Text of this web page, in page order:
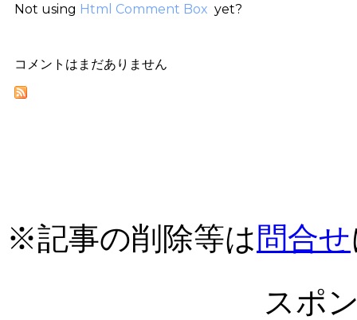
Not using Html Comment Box yet?
コメントはまだありません
※記事の削除等は 問合せ
スポ